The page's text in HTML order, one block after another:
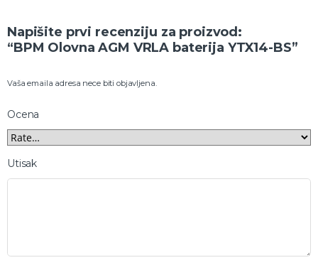
Napišite prvi recenziju za proizvod:
“BPM Olovna AGM VRLA baterija YTX14-BS”
Vaša emaila adresa nece biti objavljena.
Ocena
Utisak